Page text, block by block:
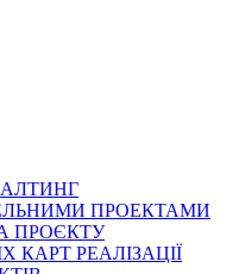
ПРОЕКТАМИ
ПРОЄКТУ
КАРТ РЕАЛІЗАЦІЇ